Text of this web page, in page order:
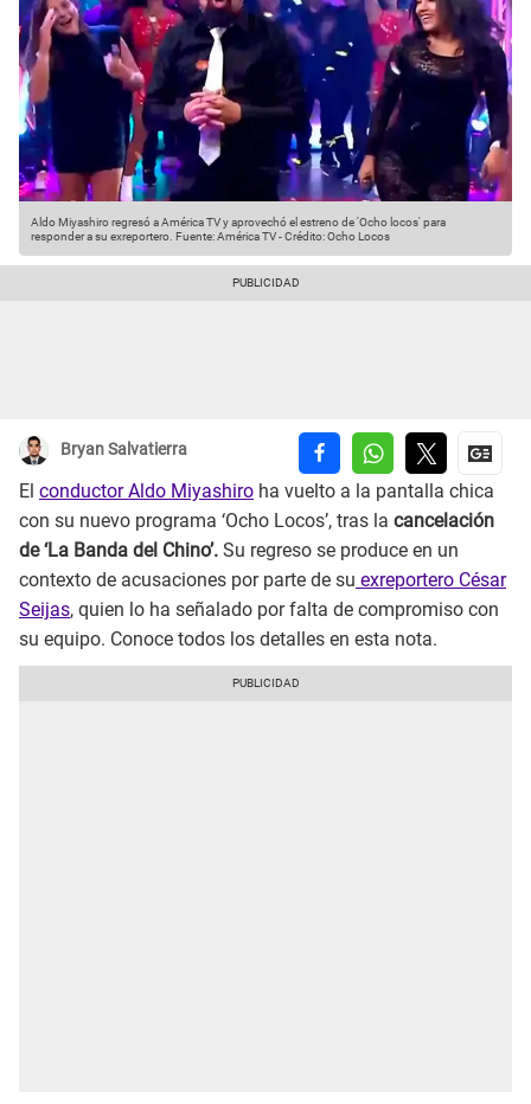
Aldo Miyashiro regresó a América TV y aprovechó el estreno de 'Ocho locos' para
responder a su exreportero. Fuente: América TV-Crédito: Ocho Locos
Bryan Salvatierra
El conductor Aldo Miyashiro ha vuelto a la pantalla chica
con su nuevo programa ‘Ocho Locos’, tras la cancelación
de ‘La Banda del Chino’. Su regreso se produce en un
contexto de acusaciones por parte de su exreportero César
Seijas, quien lo ha señalado por falta de compromiso con
su equipo. Conoce todos los detalles en esta nota.